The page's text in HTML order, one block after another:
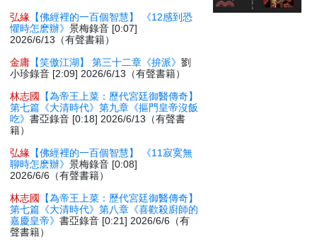
弘緣 【佛經裡的一百個智慧】 《12感到恐
懼時怎麽辦》景梅錄音 [0:07]
2026/6/13（有聲書籍）
金庸 【笑傲江湖】 第三十二章《拚派》劉
小珍錄音 [2:09] 2026/6/13（有聲書籍）
林志國
【為帝王上菜：歷代宮廷御醫傳奇】
第七篇《大清時代》第九章《摳門皇帝沒飯
吃》書亞錄音 [0:18] 2026/6/13（有聲書
籍）
弘緣 【佛經裡的一百個智慧】 《11寂寞無
聊時怎麽辦》景梅錄音 [0:08]
2026/6/6（有聲書籍）
林志國
【為帝王上菜：歷代宮廷御醫傳奇】
第七篇《大清時代》第八章《喜歡殺廚師的
嘉慶皇帝》書亞錄音 [0:21] 2026/6/6（有
聲書籍）